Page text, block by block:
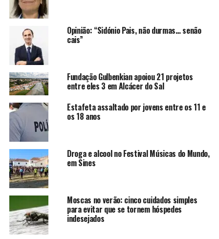
Opinião: “Sidónio Pais, não durmas… senão
cais”
Fundação Gulbenkian apoiou 21 projetos
entre eles 3 em Alcácer do Sal
Estafeta assaltado por jovens entre os 11 e
os 18 anos
Droga e alcool no Festival Músicas do Mundo,
em Sines
Moscas no verão: cinco cuidados simples
para evitar que se tornem hóspedes
indesejados